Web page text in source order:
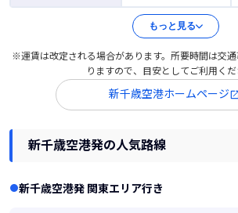
もっと見る
※運賃は改定される場合があります。所要時間は交
りますので、目安としてご利用くだ
新千歳空港ホームページ
新千歳空港発の人気路線
新千歳空港発 関東エリア行き